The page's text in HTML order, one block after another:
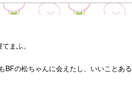
まふ。
BFの松ちゃんに会えたし、いいことある